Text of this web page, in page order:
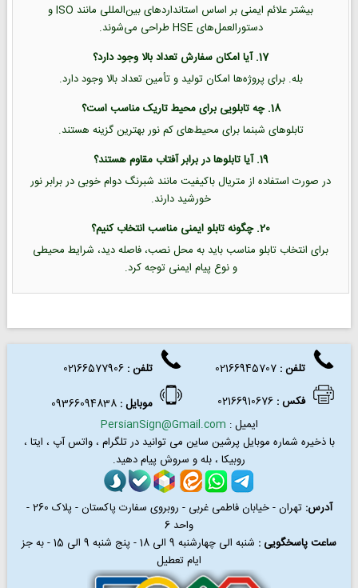
بیشتر علائم ایمنی بر اساس استانداردهای بین‌المللی مانند ISO و
دستورالعمل‌های HSE طراحی می‌شوند.
17. آیا امکان سفارش تعداد بالا وجود دارد؟
بله. برای پروژه‌ها امکان تولید و تأمین تعداد بالا وجود دارد.
18. چه تابلویی برای محیط تاریک مناسب است؟
تابلوهای شبنما برای محیط‌های کم نور بهترین گزینه هستند.
19. آیا تابلوها در برابر آفتاب مقاوم هستند؟
در صورت استفاده از متریال باکیفیت مانند شبرنگ دوام خوبی در برابر نور
خورشید دارند.
20. چگونه تابلو ایمنی مناسب انتخاب کنیم؟
برای انتخاب تابلو مناسب باید به محل نصب، فاصله دید، شرایط محیطی
و نوع پیام ایمنی توجه کرد.
تلفن : تلفن:
02166577906
فکس:
02166910676 موبایل :
ایمیل : PersianSign@Gmail.com
با ذخیره شماره موبایل پرشین ساین می توانید درتلگرام ، واتس آپ ، ایتا ،
روبیکا ، بله و سروش پیام دهید.
آدرس:
تهران - خیابان فاطمی غربی - روبروی سفارت پاکستان - پلاک 260 -
واحد 6
ساعت پاسخگویی :
شنبه الی چهارشنبه 9 الی 18 - پنج شنبه 9 الی 15 - به جز
ایام تعطیل